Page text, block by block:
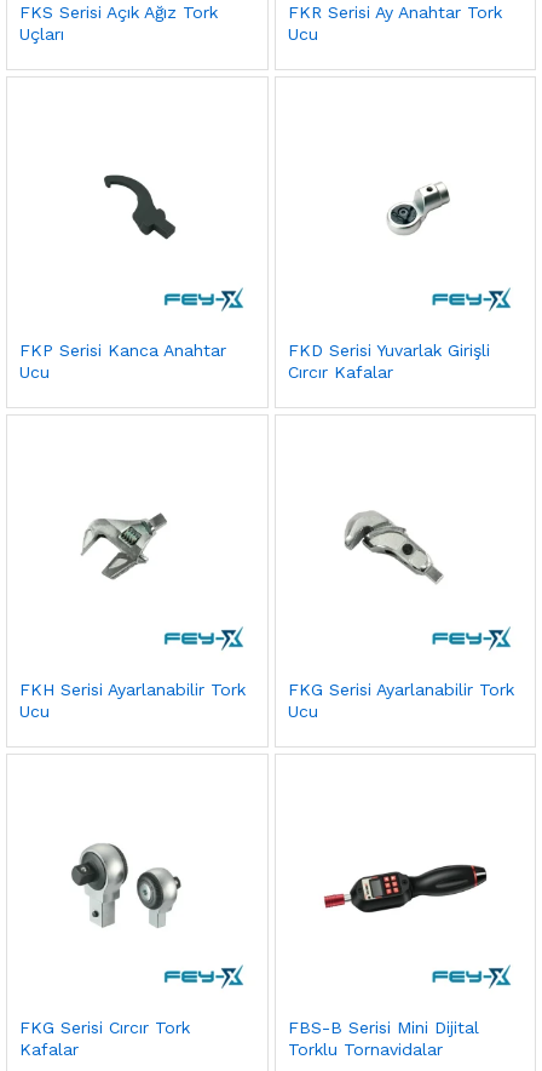
FKS Serisi Açık Ağız Tork
Uçları
FKR Serisi Ay Anahtar Tork
Ucu
FKP Serisi Kanca Anahtar
Ucu
FKD Serisi Yuvarlak Girişli
Cırcır Kafalar
FKH Serisi Ayarlanabilir Tork
Ucu
FKG Serisi Ayarlanabilir Tork
Ucu
FKG Serisi Cırcır Tork
Kafalar
FBS-B Serisi Mini Dijital
Torklu Tornavidalar